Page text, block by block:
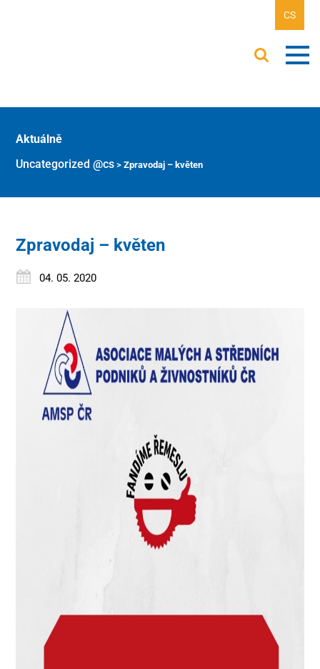
CS
Aktuálně
Uncategorized @cs >Zpravodaj – květen
Zpravodaj – květen
04. 05. 2020